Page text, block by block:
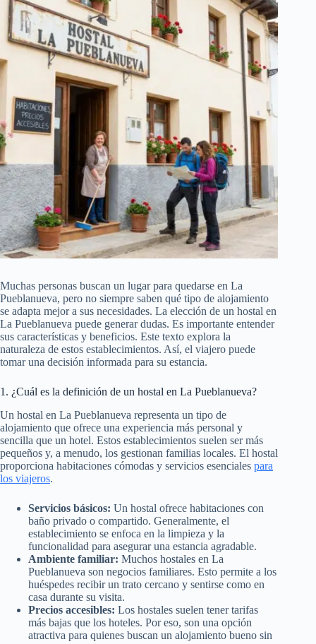
Muchas personas buscan un lugar para quedarse en La
Pueblanueva, pero no siempre saben qué tipo de alojamiento
se adapta mejor a sus necesidades. La elección de un hostal en
La Pueblanueva puede generar dudas. Es importante entender
sus características y beneficios. Este texto explora la
naturaleza de estos establecimientos. Así, el viajero puede
tomar una decisión informada para su estancia.
1. ¿Cuál es la definición de un hostal en La Pueblanueva?
Un hostal en La Pueblanueva representa un tipo de
alojamiento que ofrece una experiencia más personal y
sencilla que un hotel. Estos establecimientos suelen ser más
pequeños y, a menudo, los gestionan familias locales. El hostal
proporciona habitaciones cómodas y servicios esenciales para
los viajeros.
Servicios básicos: Un hostal ofrece habitaciones con
baño privado o compartido. Generalmente, el
establecimiento se enfoca en la limpieza y la
funcionalidad para asegurar una estancia agradable.
Ambiente familiar: Muchos hostales en La
Pueblanueva son negocios familiares. Esto permite a los
huéspedes recibir un trato cercano y sentirse como en
casa durante su visita.
Precios accesibles: Los hostales suelen tener tarifas
más bajas que los hoteles. Por eso, son una opción
atractiva para quienes buscan un alojamiento bueno sin